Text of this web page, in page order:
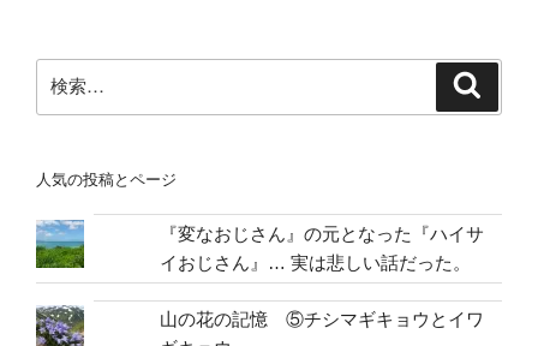
ゲ
ー
ョ
ン
ジ
索:
人気の投稿とページ
『変なおじさん』の元となった『ハイサ
イおじさん』… 実は悲しい話だった。
山の花の記憶 ⑤チシマギキョウとイワ